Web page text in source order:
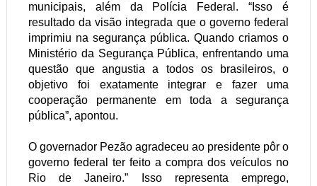
municipais, além da Polícia Federal. “Isso é
resultado da visão integrada que o governo federal
imprimiu na segurança pública. Quando criamos o
Ministério da Segurança Pública, enfrentando uma
questão que angustia a todos os brasileiros, o
objetivo foi exatamente integrar e fazer uma
cooperação permanente em toda a segurança
pública”, apontou.
O governador Pezão agradeceu ao presidente pôr o
governo federal ter feito a compra dos veículos no
Rio de Janeiro.” Isso representa emprego,